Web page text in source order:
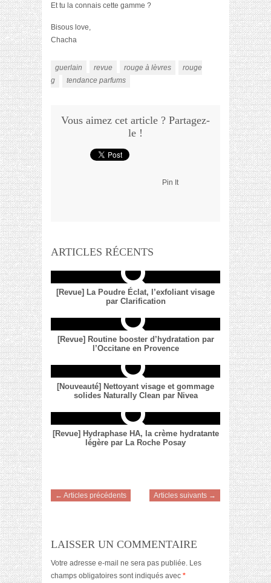
Et tu la connais cette gamme ?
Bisous love,
Chacha
guerlain revue rouge à lèvres
rouge
g
tendance parfums
Vous aimez cet article ? Partagez-
le !
Pin It
ARTICLES RÉCENTS
[Revue] La Poudre Éclat, l’exfoliant visage
par Clarification
[Revue] Routine booster d’hydratation par
l’Occitane en Provence
[Nouveauté] Nettoyant visage et gommage
solides Naturally Clean par Nivea
[Revue] Hydraphase HA, la crème hydratante
légère par La Roche Posay
← Articles précédents Articles suivants →
LAISSER UN COMMENTAIRE
Votre adresse e-mail ne sera pas publiée. Les
champs obligatoires sont indiqués avec *